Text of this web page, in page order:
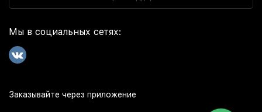
Мы в социальных сетях:
Заказывайте через приложение